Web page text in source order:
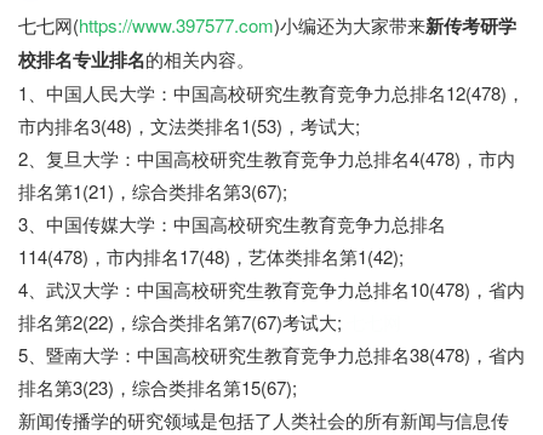
七七网(https://www.397577.com)小编还为大家带来新传考研学
校排名专业排名的相关内容。
1、中国人民大学：中国高校研究生教育竞争力总排名12(478)，
市内排名3(48)，文法类排名1(53)，考试大;
2、复旦大学：中国高校研究生教育竞争力总排名4(478)，市内
排名第1(21)，综合类排名第3(67);
3、中国传媒大学：中国高校研究生教育竞争力总排名
114(478)，市内排名17(48)，艺体类排名第1(42);
4、武汉大学：中国高校研究生教育竞争力总排名10(478)，省内
排名第2(22)，综合类排名第7(67)考试大;
5、暨南大学：中国高校研究生教育竞争力总排名38(478)，省内
排名第3(23)，综合类排名第15(67);
新闻传播学的研究领域是包括了人类社会的所有新闻与信息传